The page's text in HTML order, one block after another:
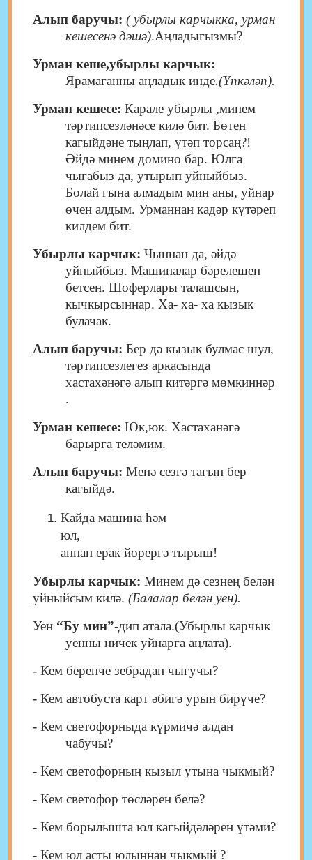
Алып баручы: ( убырлы карчыкка, урман
кешесенә дәшә).Аңладыгызмы?
Урман кеше,убырлы карчык:
Ярамаганны аңладык инде.(Үпкәләп).
Урман кешесе: Карале убырлы ,минем
тәртипсезләнәсе килә бит. Бөтен
кагыйдәне тыңлап, үтәп торсаң?!
Әйдә минем домино бар. Юлга
чыгабыз да, утырып уйныйбыз.
Болай гына алмадым мин аны, уйнар
өчен алдым. Урманнан кадәр күтәреп
килдем бит.
Убырлы карчык: Чыннан да, әйдә
уйныйбыз. Машиналар бәрелешеп
бетсен. Шоферлары талашсын,
кычкырсыннар. Ха- ха- ха кызык
булачак.
Алып баручы: Бер дә кызык булмас шул,
тәртипсезлегез аркасында
хастахәнәгә алып китәргә мөмкиннәр
.
Урман кешесе: Юк,юк. Хастаханәгә
барырга теләмим.
Алып баручы: Менә сезгә тагын бер
кагыйдә.
Кайда машина һәм
аннан ерак йөрергә тырыш!
Убырлы карчык: Минем дә сезнең белән
уйныйсым килә. (Балалар белән уен).
Уен “Бу мин”-дип атала.(Убырлы карчык
уенны ничек уйнарга аңлата).
- Кем беренче зебрадан чыгучы?
- Кем автобуста карт әбигә урын бирүче?
- Кем светофорныда күрмичә алдан
чабучы?
- Кем светофорның кызыл утына чыкмый?
- Кем светофор төсләрен белә?
- Кем борылышта юл кагыйдәләрен үтәми?
- Кем юл асты юлыннан чыкмый ?